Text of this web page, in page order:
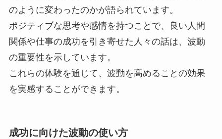
のように変わったのかが語られています。
ポジティブな思考や感情を持つことで、良い人間
関係や仕事の成功を引き寄せた人々の話は、波動
の重要性を示しています。
これらの体験を通じて、波動を高めることの効果
を実感することができます。
成功に向けた波動の使い方